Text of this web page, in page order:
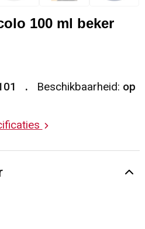
buiten
100 ml beker
Beschikbaarheid: op